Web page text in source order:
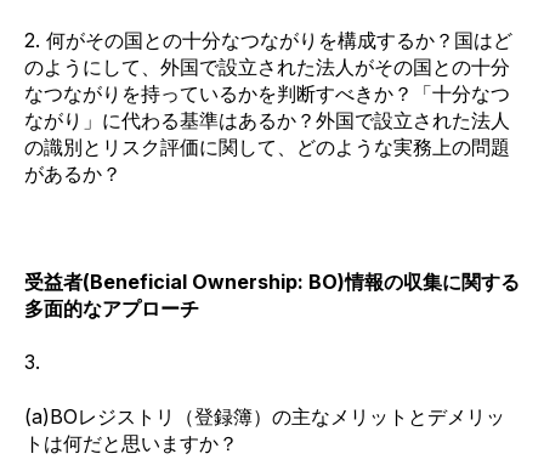
2. 何がその国との十分なつながりを構成するか？国はど
のようにして、外国で設立された法人がその国との十分
なつながりを持っているかを判断すべきか？「十分なつ
ながり」に代わる基準はあるか？外国で設立された法人
の識別とリスク評価に関して、どのような実務上の問題
があるか？
受益者(Beneficial Ownership: BO)情報の収集に関する
多面的なアプローチ
3.
(a)BOレジストリ（登録簿）の主なメリットとデメリッ
トは何だと思いますか？